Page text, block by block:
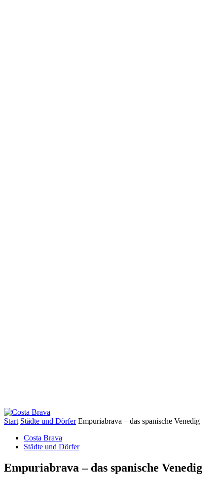
Start Städte und Dörfer Empuriabrava – das spanische Venedig
Costa Brava
Städte und Dörfer
Empuriabrava – das spanische Venedig